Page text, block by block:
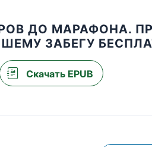
ДО МАРАФОНА.
ЗАБЕГУ
Скачать EPUB